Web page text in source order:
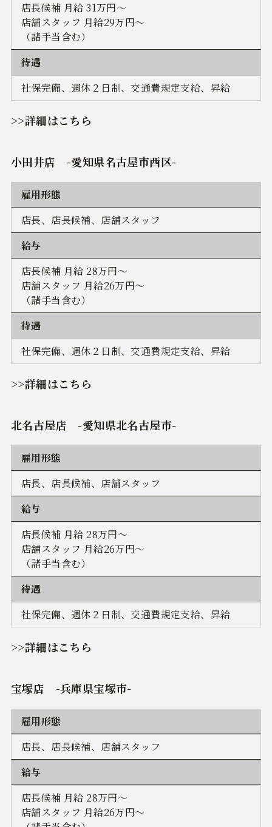
店長候補 月給 31万円～
店舗スタッフ 月給29万円～
（諸手当含む）
待遇
社保完備、週休２日制、交通費規定支給、昇給
>>詳細はこちら
小田井店 -愛知県名古屋市西区-
雇用形態
店長、店長候補、店舗スタッフ
給与
店長候補 月給 28万円～
店舗スタッフ 月給26万円～
（諸手当含む）
待遇
社保完備、週休２日制、交通費規定支給、昇給
>>詳細はこちら
北名古屋店 -愛知県北名古屋市-
雇用形態
店長、店長候補、店舗スタッフ
給与
店長候補 月給 28万円～
店舗スタッフ 月給26万円～
（諸手当含む）
待遇
社保完備、週休２日制、交通費規定支給、昇給
>>詳細はこちら
宝塚店 -兵庫県宝塚市-
雇用形態
店長、店長候補、店舗スタッフ
給与
店長候補 月給 28万円～
店舗スタッフ 月給26万円～